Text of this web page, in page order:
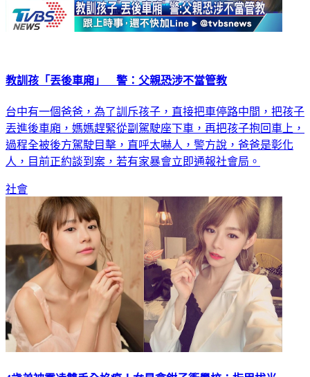
教訓孩「丟後車廂」 警：父親恐涉不當管教
台中有一個爸爸，為了訓斥孩子，直接把車停路中間，把孩子
丟進後車廂，媽媽趕緊從副駕駛座下車，再把孩子抱回車上，
過程全被後方駕駛目擊，直呼太嚇人，警方說，爸爸是彰化
人，目前正約談到案，若有家暴會立即通報社會局。
社會